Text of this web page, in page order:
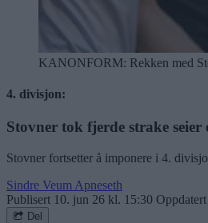
KANONFORM: Rekken med
4. divisjon:
Stovner tok fjerde strake
Stovner fortsetter å imponere i 4.
Sindre Veum Apneseth
Publisert 10. jun 26 kl. 15:30 Oppdatert
Del